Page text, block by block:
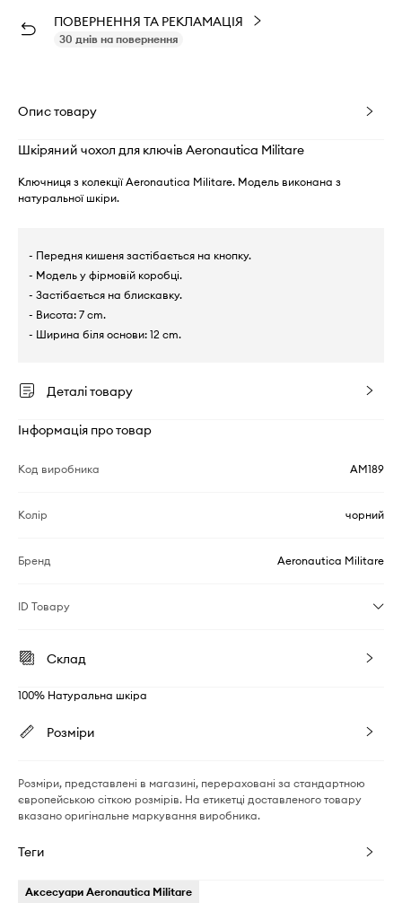
ПОВЕРНЕННЯ ТА РЕКЛАМАЦІЯ
30 днів на повернення
Опис товару
Шкіряний чохол для ключів Aeronautica Militare
Ключниця з колекції Aeronautica Militare. Модель виконана з
натуральної шкіри.
- Передня кишеня застібається на кнопку.
- Модель у фірмовій коробці.
- Застібається на блискавку.
- Висота: 7 cm.
- Ширина біля основи: 12 cm.
Деталі товару
Інформація про товар
Код виробника AM189
Колір чорний
Бренд Aeronautica Militare
ID Товару
Склад
100% Натуральна шкіра
Розміри
Розміри, представлені в магазині, перераховані за стандартною
європейською сіткою розмірів. На етикетці доставленого товару
вказано оригінальне маркування виробника.
Теги
Аксесуари Aeronautica Militare